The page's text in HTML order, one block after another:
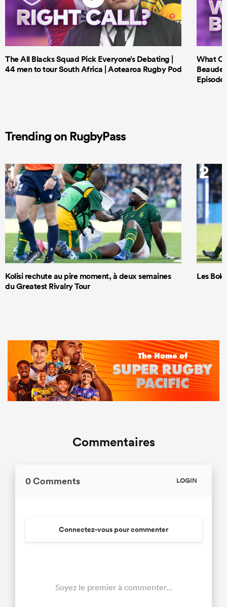
The All Blacks Squad Pick Everyone’s Debating |
44 men to tour South Africa | Aotearoa Rugby Pod
What
Episode
Trending on RugbyPass
1
Kolisi rechute au pire moment, à deux semaines
du Greatest Rivalry Tour
2
Les
Commentaires
0 Comments LOGIN
Connectez-vous pour commenter
Soyez le premier à commenter...